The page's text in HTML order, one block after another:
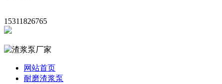
15311826765
网站首页
耐磨渣浆泵